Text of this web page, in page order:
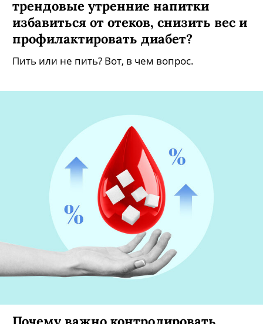
Вода с лимоном, семенами льна,
йодом и солью — помогут ли
трендовые утренние напитки
избавиться от отеков, снизить вес и